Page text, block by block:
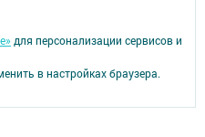
для персонализации сервисов и
в настройках браузера.